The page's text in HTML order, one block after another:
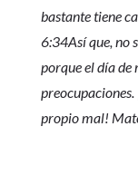
bastante tiene
6:34Así que, no
porque el día de
preocupaciones.
propio mal!